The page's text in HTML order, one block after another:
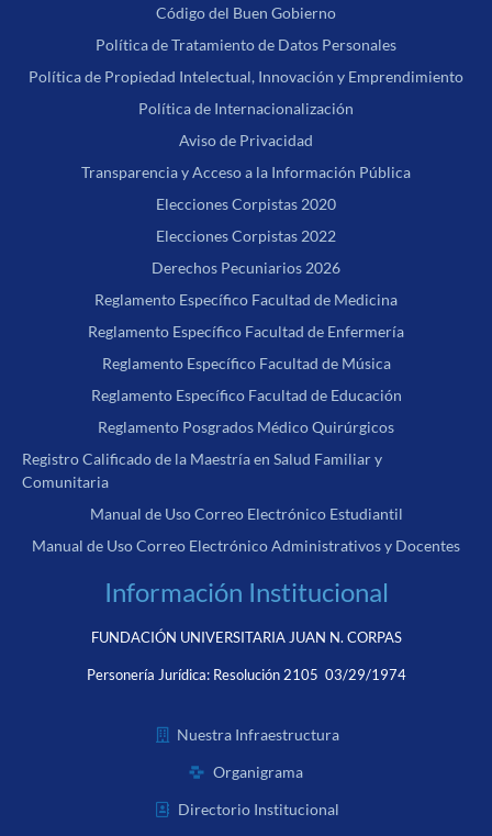
Código del Buen Gobierno
Política de Tratamiento de Datos Personales
Política de Propiedad Intelectual, Innovación y Emprendimiento
Política de Internacionalización
Aviso de Privacidad
Transparencia y Acceso a la Información Pública
Elecciones Corpistas 2020
Elecciones Corpistas 2022
Derechos Pecuniarios 2026
Reglamento Específico Facultad de Medicina
Reglamento Específico Facultad de Enfermería
Reglamento Específico Facultad de Música
Reglamento Específico Facultad de Educación
Reglamento Posgrados Médico Quirúrgicos
Registro Calificado de la Maestría en Salud Familiar y
Comunitaria
Manual de Uso Correo Electrónico Estudiantil
Manual de Uso Correo Electrónico Administrativos y Docentes
Información Institucional
FUNDACIÓN UNIVERSITARIA JUAN N. CORPAS
Personería Jurídica: Resolución 2105 03/29/1974
Nuestra Infraestructura
Organigrama
Directorio Institucional